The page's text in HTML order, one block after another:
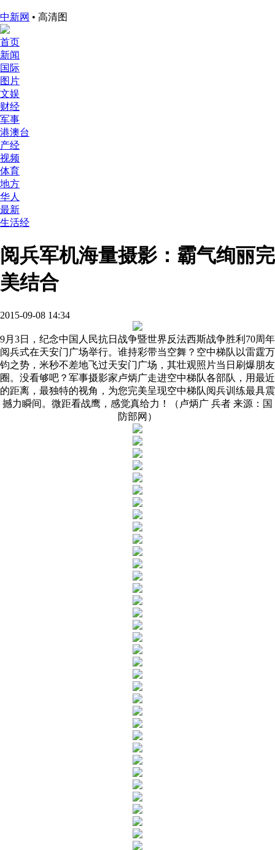
中新网 • 高清图
首页
新闻
国际
图片
文娱
财经
军事
港澳台
产经
视频
体育
地方
华人
最新
生活经
阅兵军机海量摄影：霸气绚丽完
美结合
2015-09-08 14:34
9月3日，纪念中国人民抗日战争暨世界反法西斯战争胜利70周年
阅兵式在天安门广场举行。谁持彩带当空舞？空中梯队以雷霆万
钧之势，米秒不差地飞过天安门广场，其壮观照片当日刷爆朋友
圈。没看够吧？军事摄影家卢炳广走进空中梯队各部队，用最近
的距离，最独特的视角，为您完美呈现空中梯队阅兵训练最具震
撼力瞬间。微距看战鹰，感觉真给力！（卢炳广 兵者 来源：国
防部网）